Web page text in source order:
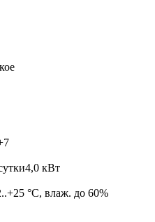
4,0 кВт
°C, влаж. до 60%